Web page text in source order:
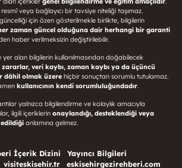
veya bağlayıcı bir tavsiye niteliği taşımaz.
için özen gösterilmekle birlikte, bilgilerin
zaman güncel olduğuna dair herhangi bir garanti
haber verilmeksizin değiştirilebilir.
yer alan bilgilerin kullanılmasından doğabilecek
veri kaybı, zaman kaybı ya da üçüncü
dâhil olmak üzerehiçbir sonuçtan sorumlu tutulamaz.
kullanıcının kendi sorumluluğundadır.
yalnızca bilgilendirme ve kolaylık amacıyla
ilgili içeriklerin onaylandığı, desteklendiği veya
anlamına gelmez.
İçerik Dizini
Yayıncı Bilgileri
visiteskisehir.tr eskisehirgezirehberi.com